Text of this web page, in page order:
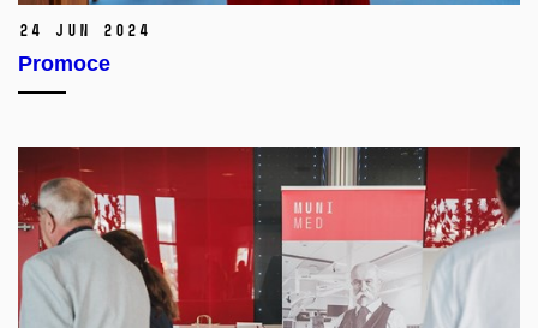
24 Jun 2024
Promoce